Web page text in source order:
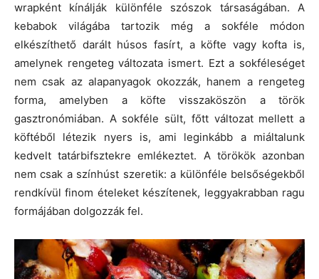
wrapként kínálják különféle szószok társaságában. A
kebabok világába tartozik még a sokféle módon
elkészíthető darált húsos fasírt, a köfte vagy kofta is,
amelynek rengeteg változata ismert. Ezt a sokféleséget
nem csak az alapanyagok okozzák, hanem a rengeteg
forma, amelyben a köfte visszaköszön a török
gasztronómiában. A sokféle sült, főtt változat mellett a
köftéből létezik nyers is, ami leginkább a miáltalunk
kedvelt tatárbifsztekre emlékeztet. A törökök azonban
nem csak a színhúst szeretik: a különféle belsőségekből
rendkívül finom ételeket készítenek, leggyakrabban ragu
formájában dolgozzák fel.